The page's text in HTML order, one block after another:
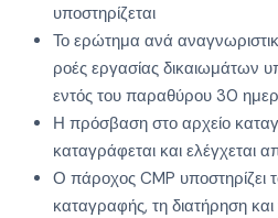
υποστηρίζεται
Το ερώτημα ανά
ροές εργασίας δικαιωμάτων
εντός του παραθύρου 30
Η πρόσβαση στο αρχείο
καταγράφεται και ελέγχεται
Ο πάροχος CMP υποστηρίζει
καταγραφής, τη διατήρηση και